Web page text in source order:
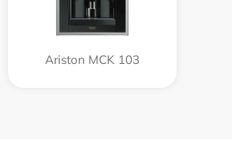
Ariston MCK 103